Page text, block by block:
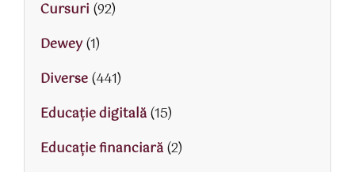
Cursuri (92)
Dewey(1)
Diverse(441)
Educaţie digitală(15)
Educaţie financiară(2)